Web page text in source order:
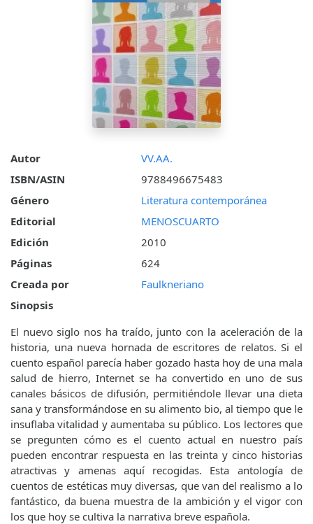
Autor
VV.AA.
ISBN/ASIN
9788496675483
Género
Literatura contemporánea
Editorial
MENOSCUARTO
Edición
2010
Páginas
624
Creada por
Faulkneriano
Sinopsis
El nuevo siglo nos ha traído, junto con la aceleración de la
historia, una nueva hornada de escritores de relatos. Si el
cuento español parecía haber gozado hasta hoy de una mala
salud de hierro, Internet se ha convertido en uno de sus
canales básicos de difusión, permitiéndole llevar una dieta
sana y transformándose en su alimento bio, al tiempo que le
insuflaba vitalidad y aumentaba su público. Los lectores que
se pregunten cómo es el cuento actual en nuestro país
pueden encontrar respuesta en las treinta y cinco historias
atractivas y amenas aquí recogidas. Esta antología de
cuentos de estéticas muy diversas, que van del realismo a lo
fantástico, da buena muestra de la ambición y el vigor con
los que hoy se cultiva la narrativa breve española.